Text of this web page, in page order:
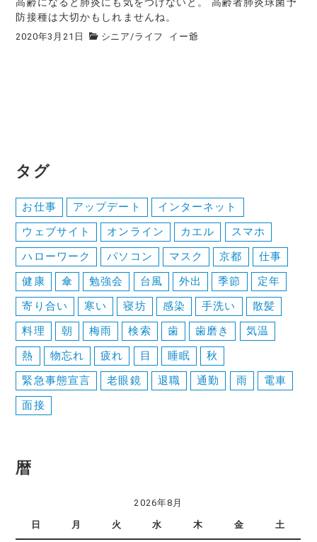
防接種は大切かもしれませんね。
2020年3月21日 シニア/ライフ イー爺
タグ
お仕事 アップデート
インターネット
ウェブサイト
オンライン カエル
スマホ
ハローワーク
パソコン マスク 京都
仕事
健康
傘 勉強会 台風 外出 季節
定年
寄り合い
寒い 寝坊 感染 手洗い
散髪
料理
朝 梅雨 検索 歯 歯磨き
気温
熱
物忘れ 疲れ 目 睡眠
秋
緊急事態宣言
老眼鏡 退職 通勤 雨
電車
面接
暦
2026年8月
日 月 火 水 木 金 土